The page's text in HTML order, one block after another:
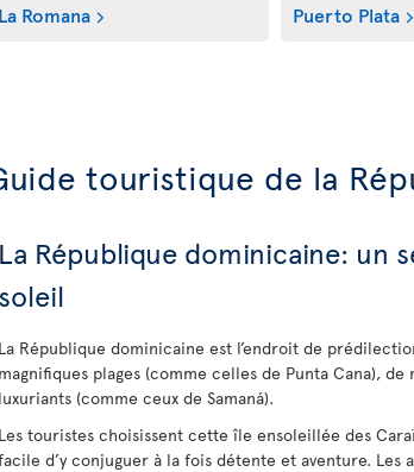
La Romana Puerto Plata
touristique de la
La République dominicaine: un
soleil
La République dominicaine est l’endroit de
magnifiques plages (comme celles de Punta Cana), de
luxuriants (comme ceux de Samaná).
Les touristes choisissent cette île ensoleillée des
d’y conjuguer à la fois détente et aventure. Les